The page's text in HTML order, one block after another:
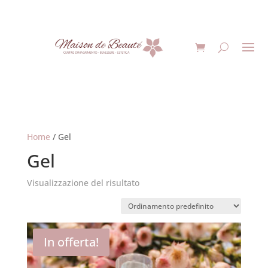
Home/ Gel
Gel
Visualizzazione del risultato
In offerta!